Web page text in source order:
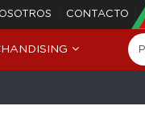
CONTACTO